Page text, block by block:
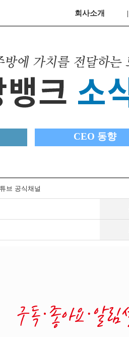
회사소개
CEO 동향
브 공식채널